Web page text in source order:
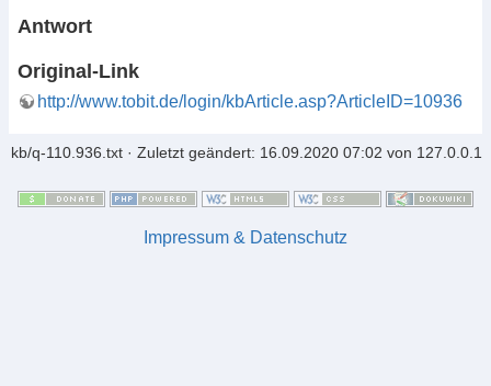
Antwort
Original-Link
http://www.tobit.de/login/kbArticle.asp?ArticleID=10936
kb/q-110.936.txt · Zuletzt geändert: 16.09.2020 07:02 von 127.0.0.1
Impressum & Datenschutz